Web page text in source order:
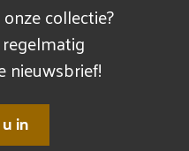
collectie?
nieuwsbrief!
in